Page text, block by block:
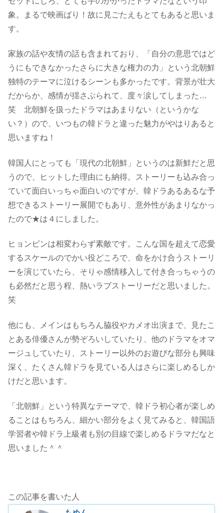
象。
まるで映画ばり！故に見ごたえもとてもあると思いま
す。
家族の話や友情の話も含まれており、
「自分の意思ではど
うにもできなかったさらに大きな権力の力」という北朝鮮
独特のテーマに泣けるシーンも多かったです。背景が壮大
だからか、感情が揺さぶられて、度々涙してしまった…
笑 北朝鮮を扱ったドラマはあまりない（というかな
い？）ので、いつもの韓ドラと違った魅力がやはりあると
思いますね！
韓国人にとっても「現代の北朝鮮」というのは新鮮だと思
うので、ヒットした理由にも納得。ストーリーも込み合っ
ていて面白いっちゃ面白いのですが、韓ドラあるあるな予
想できるストーリー展開でもあり、意外性があまりなかっ
たので★は４にしました。
ヒョンビンは相変わらず素敵です。こんな国を超えて恋愛
するスケールのでかい役どころで、命をかけ合うストーリ
ーを演じていたら、そりゃ感情移入して付き合っちゃうの
も必然だと思う程、熱いラブストーリーだと思いました。
笑
他にも、メインはもちろん脇役やカメオ出演まで、見たこ
とある俳優さんが勢ぞろいしていたり、他のドラマをオマ
ージュしていたり、ストーリー以外のお遊びな部分も興味
深く、たくさん韓ドラを見ている人はさらに楽しめるしか
けだと思います。
「北朝鮮」という特異なテーマで、韓ドラ初心者が楽しめ
ることはもちろん、細かい部分をよく見てみると、韓国語
学習者や韓ドラ上級者も別の目線で楽しめるドラマだなと
思いました＾＾
この記事を書いた人